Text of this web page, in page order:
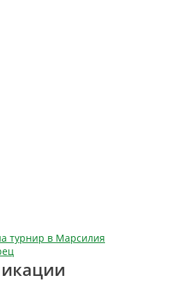
турнир в Марсилия